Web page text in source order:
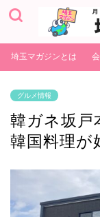
埼玉マガジンとは
グルメ情報
韓ガネ坂戸
韓国料理が